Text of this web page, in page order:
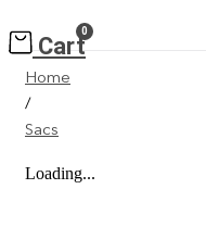
0
Cart
Home
/
Sacs
Loading...